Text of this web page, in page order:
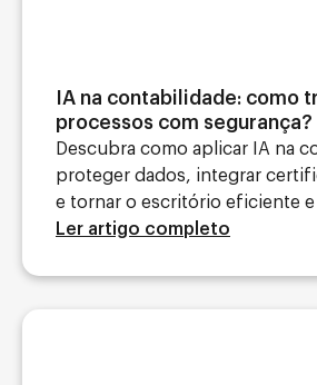
IA na contabilidade: como
processos com segurança?
Descubra como aplicar IA na
proteger dados, integrar
e tornar o escritório eficiente
Ler artigo completo